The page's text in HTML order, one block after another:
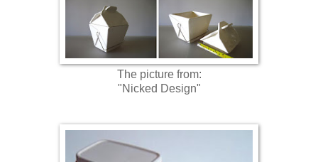
The picture from:
"Nicked Design"